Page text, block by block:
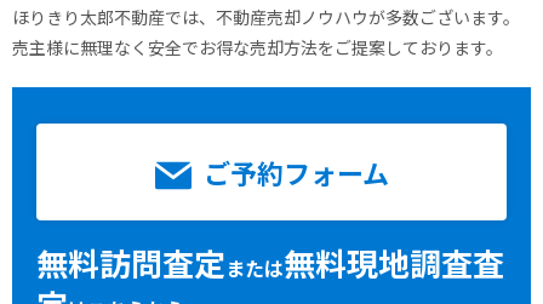
ほりきり太郎不動産では、不動産売却ノウハウが多数ございます。
売主様に無理なく安全でお得な売却方法をご提案しております。
ご予約フォーム
無料訪問査定または無料現地調査査